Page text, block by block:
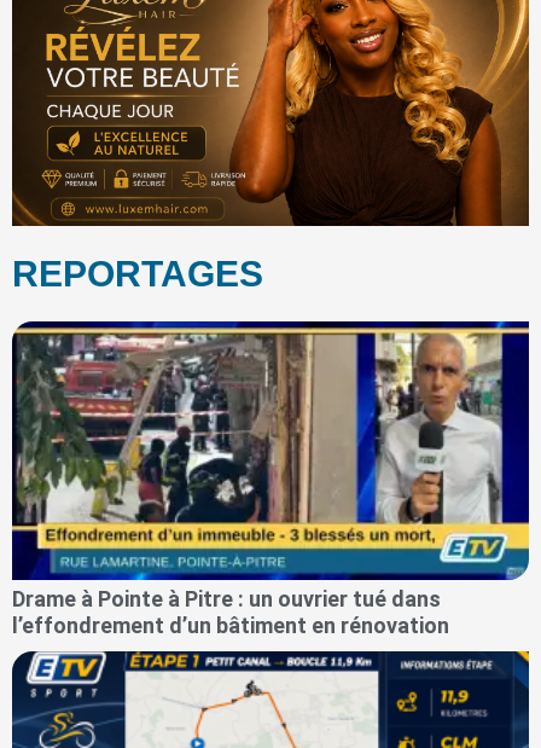
REPORTAGES
Drame à Pointe à Pitre : un ouvrier tué dans
l’effondrement d’un bâtiment en rénovation